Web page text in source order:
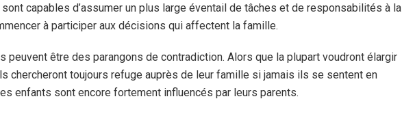
capables d’assumer un plus large éventail de tâches et de responsabilités à la
à participer aux décisions qui affectent la famille.
peuvent être des parangons de contradiction. Alors que la plupart voudront élargir
chercheront toujours refuge auprès de leur famille si jamais ils se sentent en
enfants sont encore fortement influencés par leurs parents.